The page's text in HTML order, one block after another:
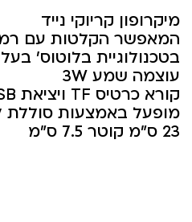
מיקרופון קריוקי נייד
המאפשר הקלטות עם
בטכנולוגיית בלוטוס’
עוצמה שמע 3W
קורא כרטיס TF ויציאת USB
מופעל באמצעות סוללת
23 ס”מ קוטר 7.5 ס”מ